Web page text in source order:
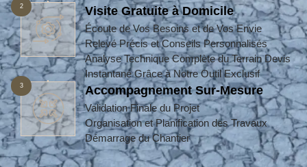
2 Visite Gratuite à Domicile
Écoute de Vos Besoins et de Vos Envie
Relevé Précis et Conseils Personnalisés
Analyse Technique Complète du Terrain Devis
Instantané Grâce à Notre Outil Exclusif
3 Accompagnement Sur-Mesure
Validation Finale du Projet
Organisation et Planification des Travaux
Démarrage du Chantier